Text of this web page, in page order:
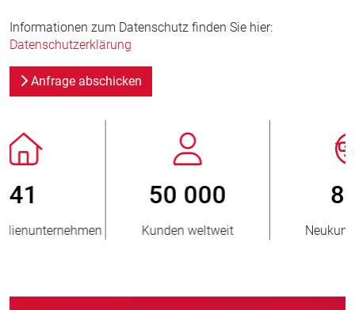
Informationen zum Datenschutz finden Sie hier:
Datenschutzerklärung
Anfrage abschicken
Neukunden/Jahr
> 3 500 000
verkaufte Einheiten